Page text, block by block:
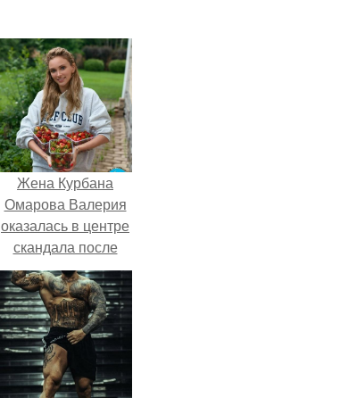
Жена Курбана
Омарова Валерия
оказалась в центре
скандала после
визита блогера
Марины ильиной в
её
косметологическую
клинику.